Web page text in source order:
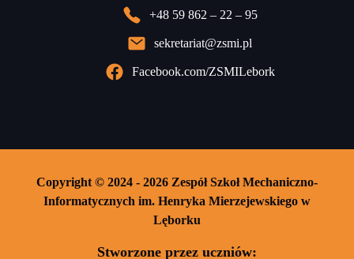
+48 59 862 – 22 – 95
sekretariat@zsmi.pl
Facebook.com/ZSMILebork
Copyright © 2024 - 2026 Zespół Szkoł Mechaniczno-
Informatycznych im. Henryka Mierzejewskiego w
Lęborku
Stworzone przez uczniów: